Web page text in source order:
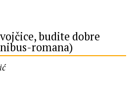
budite dobre
romana)